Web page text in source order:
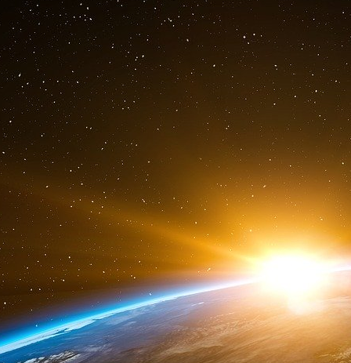
Sur plus de 160 pages, le rapport révèle, à
jusqu’alors inaccessibles au public,
censure, à faire pression sur les plateformes
des informations véridiques, en ciblant
conservateurs et en s’ingérant dans les
États-Unis. Le rapport du Congrès américain
encore loin d’avoir atteint son objectif en
utilisation des réseaux sociaux
traçable à tout moment et soumise à une
C’est dans ce contexte qu’il faut
gouvernements européens visant à
adolescents. L’Allemagne et l’Autriche
dangereux. Personne ne contestera que
dangers sur Internet. Mais il incombe
contre ces dangers, car eux seuls disposent
nécessaire pour le faire. En effet, toute
qu’en rendant à l’avenir l’accès à la
technologies d’IA de pointe, subordonné à la